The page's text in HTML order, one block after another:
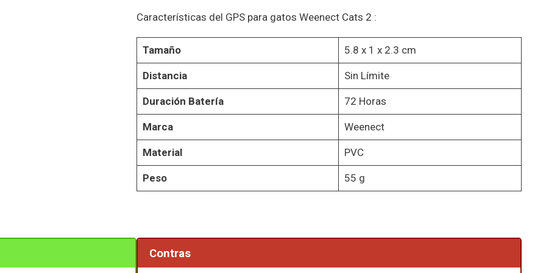
Características del GPS para gatos Weenect Cats 2 :
Tamaño 5.8 x 1 x 2.3 cm
Distancia Sin Límite
Duración Batería 72 Horas
Marca Weenect
Material PVC
Peso 55 g
Contras